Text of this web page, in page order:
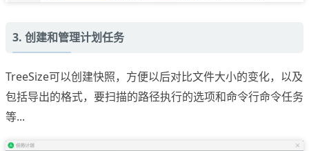
3. 创建和管理计划任务
TreeSize可以创建快照，方便以后对比文件大小的变化，以及
包括导出的格式，要扫描的路径执行的选项和命令行命令任务
等...